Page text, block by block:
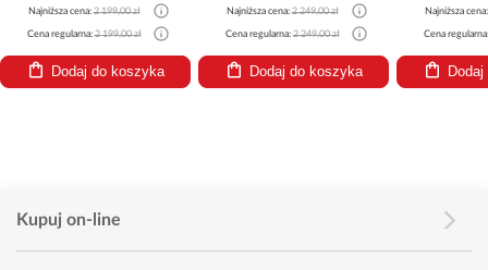
Najniższa cena:2 199,00 zł
Cena regularna:2 199,00 zł
Dodaj do koszyka
Najniższa cena:2 249,00 zł
Cena regularna:2 249,00 zł
Dodaj do koszyka
Najniższa
Cena
Kupuj on-line